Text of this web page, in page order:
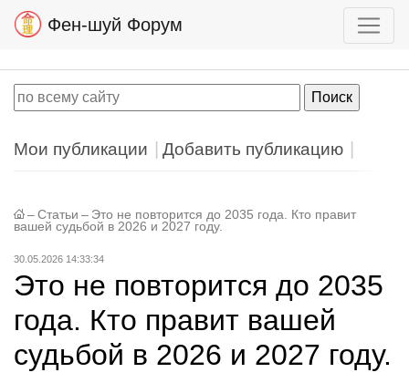
Фен-шуй Форум
Мои публикации Добавить публикацию
– Статьи – Это не повторится до 2035 года. Кто правит
вашей судьбой в 2026 и 2027 году.
30.05.2026 14:33:34
Это не повторится до 2035
года. Кто правит вашей
судьбой в 2026 и 2027 году.